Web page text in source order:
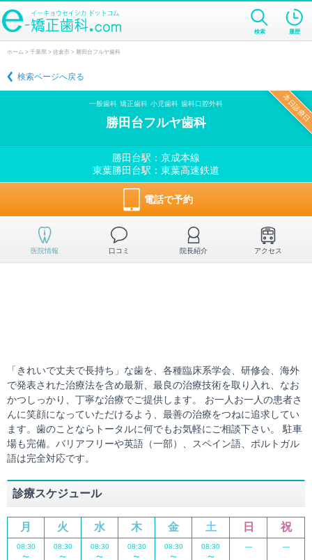
検索 履歴
ホーム > 千葉県 > 佐倉市 > 勝田台フルヤ歯科
検索ページへ戻る
本日診療日
一般歯科 矯正歯科 小児歯科 歯科口腔外科
勝田台フルヤ歯科
勝田台駅：京成本線
東葉勝田台駅：東葉高速鉄道
電話で予約
医院情報 口コミ 院長紹介 アクセス
「きれいで丈夫で長持ち」な歯を、各種臨床系学会、研修会、海外
で発表された治療法を含め最新、最良の治療技術を取り入れ、なお
かつしっかり、丁寧な治療でご提供します。 お一人お一人の患者さ
んに笑顔になっていただけるよう、最善の治療をつねに追求してい
ます。歯のことならトータルに何でもお気軽にご相談下さい。 駐車
場も完備。バリアフリーや英語（一部）、スペイン語、ポルトガル
語は完全対応です。
診療スケジュール
月 火 水 木 金 土 日 祝
08:30
〜
08:30
〜
08:30
〜
08:30
〜
08:30
〜
08:30
〜
― ―